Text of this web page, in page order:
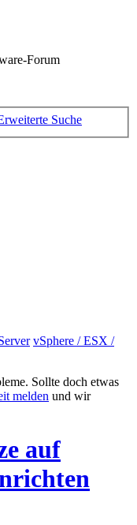
Forum
Suche
vSphere / ESX /
Sollte doch etwas
melden und wir
auf